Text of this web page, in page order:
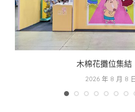
木棉花攤位集結
2026 年 8 月 8